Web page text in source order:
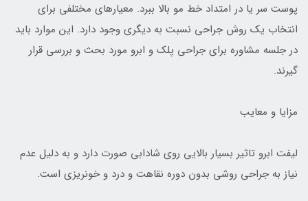
پوست سر یا در امتداد خط مو بالا ببرد. معیار‌های مختلفی برای
انتخاب یک روش جراحی نسبت به دیگری وجود دارد. این موارد باید
در جلسه مشاوره برای جراحی پلک و ابرو مورد بحث و بررسی قرار
گیرند.
مزایا و معایب
لیفت ابرو تاثیر بسیار بالایی روی شادابی صورت دارد و به دلیل عدم
نیاز به جراحی روشی بدون دوره نقاهت و درد و خونریزی است.